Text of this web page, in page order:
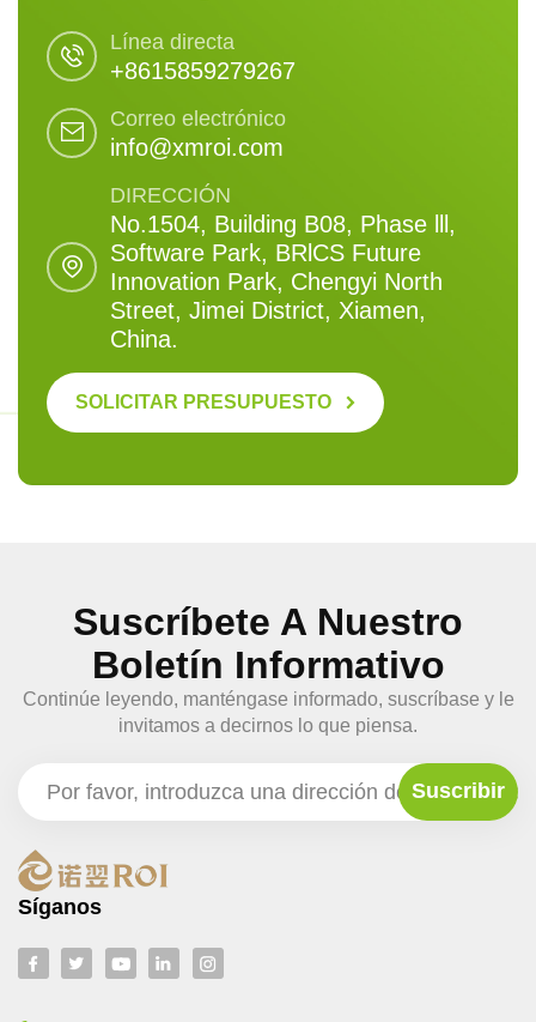
Línea directa
+8615859279267
Correo electrónico
info@xmroi.com
DIRECCIÓN
No.1504, Building B08, Phase lll,
Software Park, BRlCS Future
Innovation Park, Chengyi North
Street, Jimei District, Xiamen,
China.
SOLICITAR PRESUPUESTO
Suscríbete A Nuestro
Boletín Informativo
Continúe leyendo, manténgase informado, suscríbase y le
invitamos a decirnos lo que piensa.
Síganos